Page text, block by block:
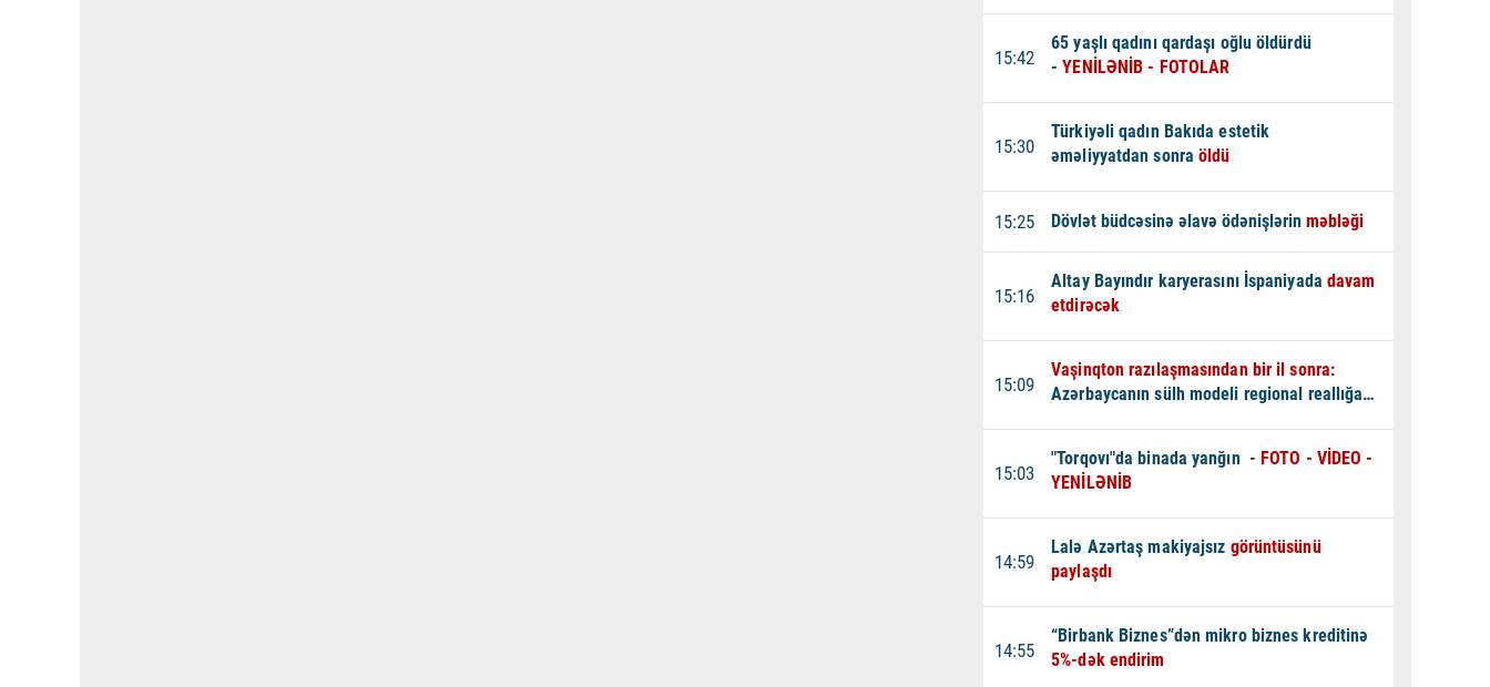
15:42
65 yaşlı qadını qardaşı oğlu öldürdü
-YENİLƏNİB - FOTOLAR
15:30
Türkiyəli qadın Bakıda estetik
əməliyyatdan sonraöldü
15:25 Dövlət büdcəsinə əlavə ödənişlərinməbləği
15:16
Altay Bayındır karyerasını İspaniyada davam
etdirəcək
15:09
Vaşinqton razılaşmasından bir il sonra:
Azərbaycanın sülh modeli regional reallığa
15:03
"Torqovı"da binada yanğın - FOTO - VİDEO -
YENİLƏNİB
14:59
Lalə Azərtaş makiyajsız görüntüsünü
paylaşdı
14:55
“Birbank Biznes”dən mikro biznes kreditinə
5%-dək endirim